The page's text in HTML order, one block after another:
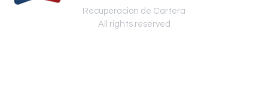
Recuperación de Cartera
All rights reserved